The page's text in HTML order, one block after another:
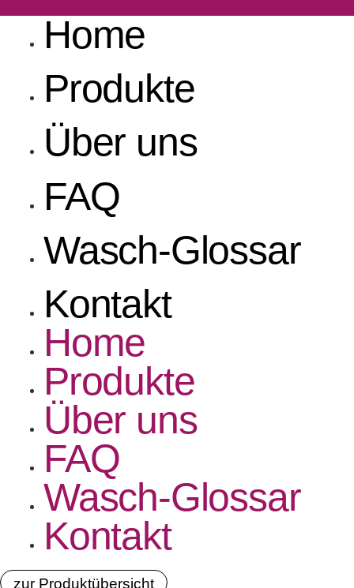
Home
Produkte
Über uns
FAQ
Wasch-Glossar
Kontakt
Home
Produkte
Über uns
FAQ
Wasch-Glossar
Kontakt
zur Produktübersicht